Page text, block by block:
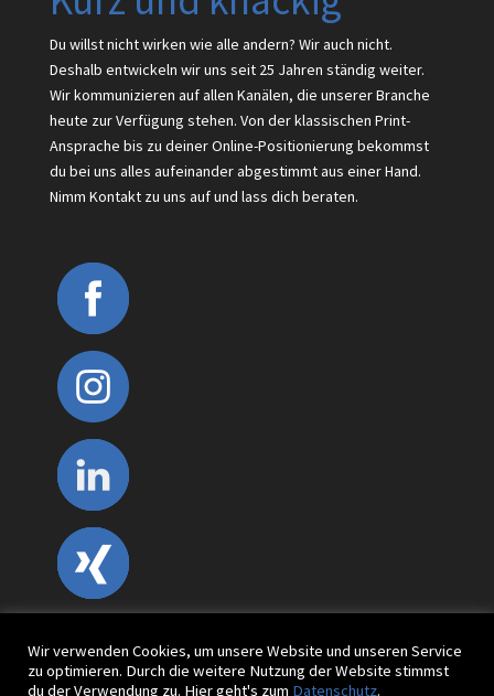
Du willst nicht wirken wie alle andern? Wir auch nicht.
Deshalb entwickeln wir uns seit 25 Jahren ständig weiter.
Wir kommunizieren auf allen Kanälen, die unserer Branche
heute zur Verfügung stehen. Von der klassischen Print-
Ansprache bis zu deiner Online-Positionierung bekommst
du bei uns alles aufeinander abgestimmt aus einer Hand.
Nimm Kontakt zu uns auf und lass dich beraten.
Wir verwenden Cookies, um unsere Website und unseren Service
zu optimieren. Durch die weitere Nutzung der Website stimmst
du der Verwendung zu. Hier geht's zum Datenschutz.